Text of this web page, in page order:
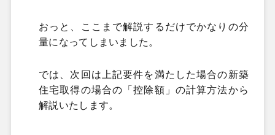
おっと、ここまで解説するだけでかなりの分
量になってしまいました。
では、次回は上記要件を満たした場合の新築
住宅取得の場合の「控除額」の計算方法から
解説いたします。